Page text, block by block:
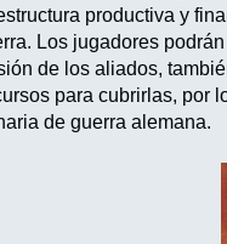
productiva y
Los jugadores
de los aliados,
para cubrirlas, por
de guerra alemana.